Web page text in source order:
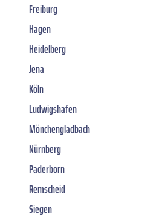
Freiburg
Hagen
Heidelberg
Jena
Köln
Ludwigshafen
Mönchengladbach
Nürnberg
Paderborn
Remscheid
Siegen